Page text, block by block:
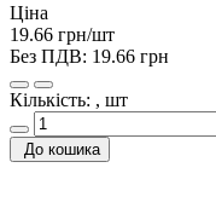
Ціна
19.66 грн/шт
Без ПДВ: 19.66 грн
Кількість: , шт
До кошика